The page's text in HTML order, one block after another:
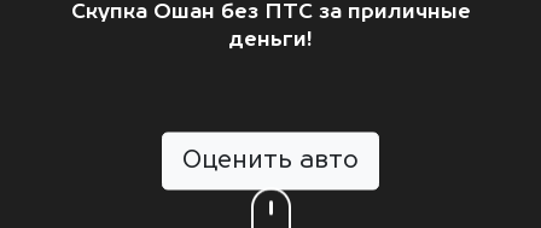
Скупка Ошан без ПТС за приличные
деньги!
Оценить авто